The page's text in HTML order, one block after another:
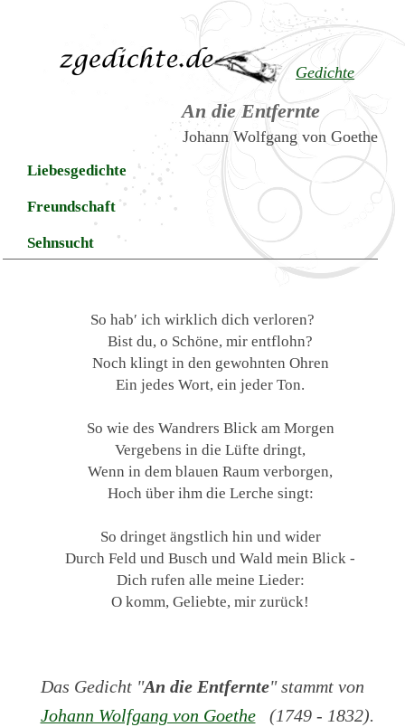
Gedichte
An die Entfernte
Johann Wolfgang von Goethe
Liebesgedichte
Freundschaft
Sehnsucht
So hab′ ich wirklich dich verloren?
Bist du, o Schöne, mir entflohn?
Noch klingt in den gewohnten Ohren
Ein jedes Wort, ein jeder Ton.
So wie des Wandrers Blick am Morgen
Vergebens in die Lüfte dringt,
Wenn in dem blauen Raum verborgen,
Hoch über ihm die Lerche singt:
So dringet ängstlich hin und wider
Durch Feld und Busch und Wald mein Blick -
Dich rufen alle meine Lieder:
O komm, Geliebte, mir zurück!
Das Gedicht "An die Entfernte" stammt von
Johann Wolfgang von Goethe(1749 - 1832).